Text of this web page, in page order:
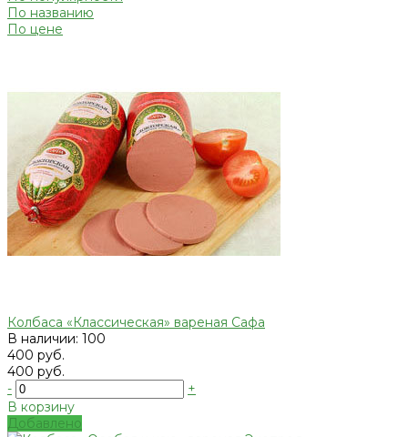
По названию
По цене
Колбаса «Классическая» вареная Сафа
В наличии: 100
400 руб.
400 руб.
-
+
В корзину
Добавлено